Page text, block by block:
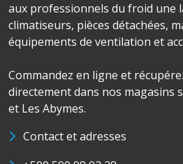
aux professionnels du froid une
climatiseurs, pièces détachées,
équipements de ventilation et
Commandez en ligne et
directement dans nos magasins
et Les Abymes.
Contact et adresses